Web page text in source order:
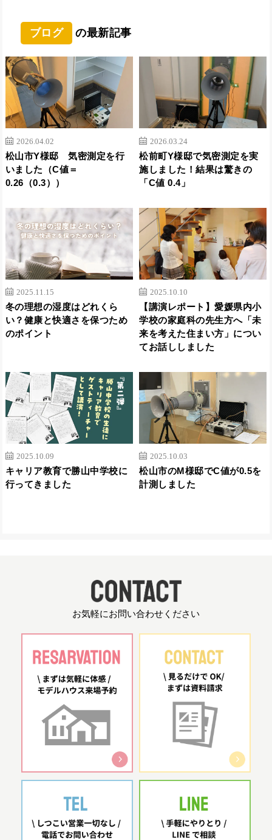
ブログ の最新記事
2026.04.02
松山市Y様邸 気密測定を行
いました（C値＝
0.26（0.3））
2026.03.24
松前町Y様邸で気密測定を実
施しました！結果は驚きの
「C値 0.4」
2025.11.15
冬の理想の湿度はどれくら
い？健康と快適さを保つため
のポイント
2025.10.10
【講演レポート】愛媛県内小
学校の家庭科の先生方へ「未
来を考えた住まい方」につい
てお話ししました
2025.10.09
キャリア教育で勝山中学校に
行ってきました
2025.10.03
松山市のM様邸でC値が0.5を
計測しました
お気軽にお問い合わせください